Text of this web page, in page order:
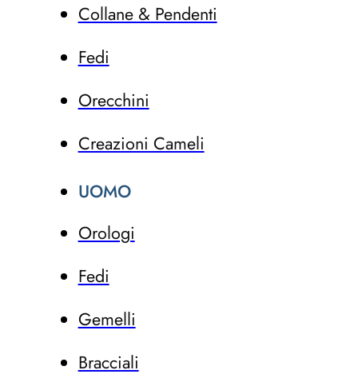
Collane & Pendenti
Fedi
Orecchini
Creazioni Cameli
UOMO
Orologi
Fedi
Gemelli
Bracciali